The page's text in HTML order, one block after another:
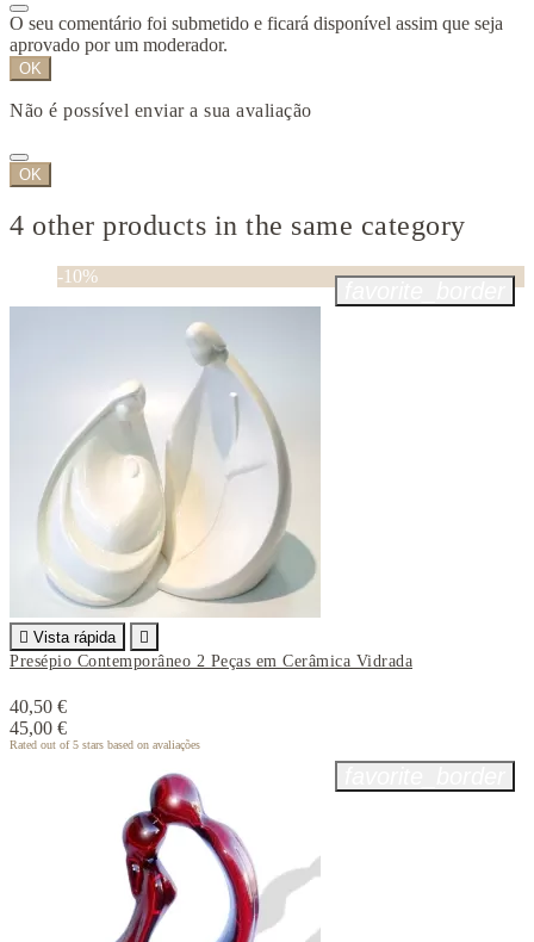
O seu comentário foi submetido e ficará disponível assim que seja
aprovado por um moderador.
OK
Não é possível enviar a sua avaliação
OK
4 other products in the same category
-10%
 Vista rápida

Presépio Contemporâneo 2 Peças em Cerâmica Vidrada
40,50 €
45,00 €
Rated out of 5 stars based on avaliações